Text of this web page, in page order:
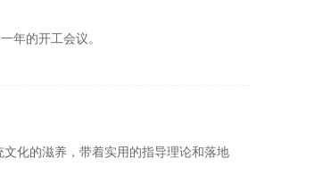
年的开工会议。
化的滋养，带着实用的指导理论和落地